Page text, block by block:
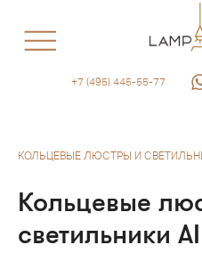
+7 (495) 445-55-77
КОЛЬЦЕВЫЕ ЛЮСТРЫ И
Кольцевые
светильники